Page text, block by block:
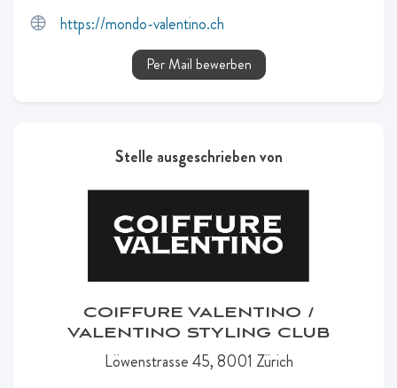
https://mondo-valentino.ch
Per Mail bewerben
Stelle ausgeschrieben von
COIFFURE VALENTINO /
VALENTINO STYLING CLUB
Löwenstrasse 45, 8001 Zürich